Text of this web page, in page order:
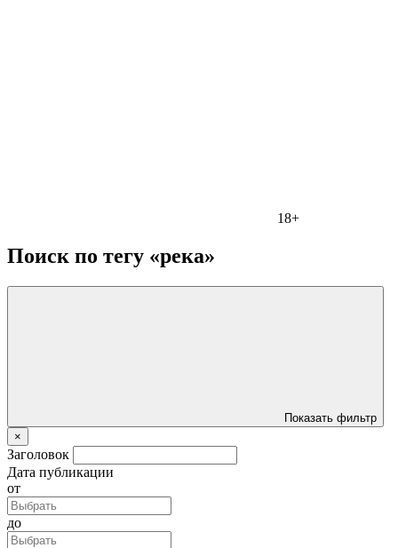
18+
Поиск по тегу «река»
Показать фильтр
×
Заголовок
Дата публикации
от
до